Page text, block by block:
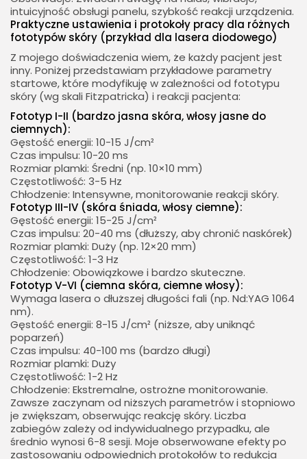
intuicyjność obsługi panelu, szybkość reakcji urządzenia.
Praktyczne ustawienia i protokoły pracy dla różnych
fototypów skóry (przykład dla lasera diodowego)
Z mojego doświadczenia wiem, że każdy pacjent jest
inny. Poniżej przedstawiam przykładowe parametry
startowe, które modyfikuję w zależności od fototypu
skóry (wg skali Fitzpatricka) i reakcji pacjenta:
Fototyp I-II (bardzo jasna skóra, włosy jasne do
ciemnych):
Gęstość energii: 10-15 J/cm²
Czas impulsu: 10-20 ms
Rozmiar plamki: Średni (np. 10×10 mm)
Częstotliwość: 3-5 Hz
Chłodzenie: Intensywne, monitorowanie reakcji skóry.
Fototyp III-IV (skóra śniada, włosy ciemne):
Gęstość energii: 15-25 J/cm²
Czas impulsu: 20-40 ms (dłuższy, aby chronić naskórek)
Rozmiar plamki: Duży (np. 12×20 mm)
Częstotliwość: 1-3 Hz
Chłodzenie: Obowiązkowe i bardzo skuteczne.
Fototyp V-VI (ciemna skóra, ciemne włosy):
Wymaga lasera o dłuższej długości fali (np. Nd:YAG 1064
nm).
Gęstość energii: 8-15 J/cm² (niższe, aby uniknąć
poparzeń)
Czas impulsu: 40-100 ms (bardzo długi)
Rozmiar plamki: Duży
Częstotliwość: 1-2 Hz
Chłodzenie: Ekstremalne, ostrożne monitorowanie.
Zawsze zaczynam od niższych parametrów i stopniowo
je zwiększam, obserwując reakcję skóry. Liczba
zabiegów zależy od indywidualnego przypadku, ale
średnio wynosi 6-8 sesji. Moje obserwowane efekty po
zastosowaniu odpowiednich protokołów to redukcja